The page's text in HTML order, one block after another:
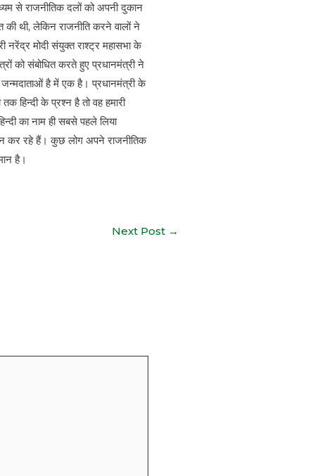
से राजनीतिक दलों को अपनी दुकान
की थी, लेकिन राजनीति करने वालों ने
नरेंद्र मोदी संयुक्त राश्ट्र महासभा के
को संबोधित करते हुए प्रधानमंत्री ने
जन्मदाताओं है में एक है। प्रधानमंत्री के
हिन्दी के प्रश्न है तो वह हमारी
का नाम ही सबसे पहले लिया
कर रहे हैं। कुछ लोग अपने राजनीतिक
है।
Next Post →